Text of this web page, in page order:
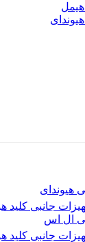
هیمل
هیوندای
جانبی کلید
ال اس
جانبی کلید